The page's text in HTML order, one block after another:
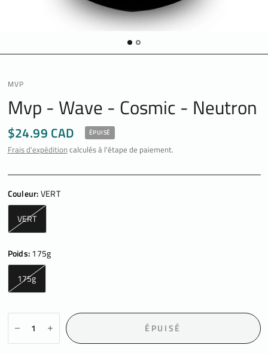
MVP
Mvp - Wave - Cosmic - Neutron
$24.99 CAD ÉPUISÉ
Frais d'expédition calculés à l'étape de paiement.
Couleur: VERT
VERT
Poids: 175g
175g
ÉPUISÉ